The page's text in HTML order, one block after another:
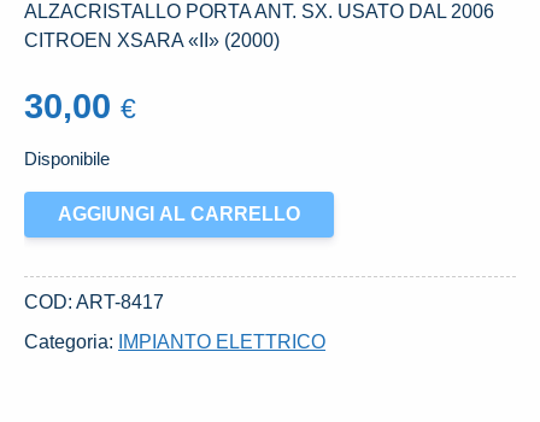
ALZACRISTALLO PORTA ANT. SX. USATO DAL 2006
CITROEN XSARA «II» (2000)
30,00 €
Disponibile
ALZACRISTALLO
PORTA
SX.
AGGIUNGI AL CARRELLO
COD: ART-8417
Categoria:
IMPIANTO ELETTRICO